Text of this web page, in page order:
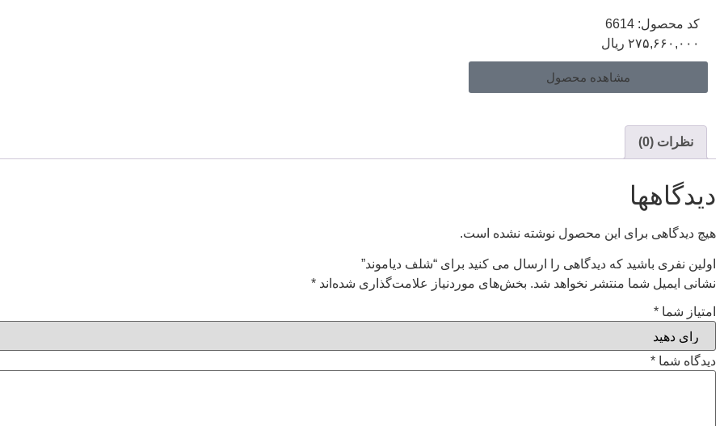
کد محصول: 6614
۲۷۵,۶۶۰,۰۰۰ ریال
مشاهده محصول
نظرات (0)
دیدگاهها
هیچ دیدگاهی برای این محصول نوشته نشده است.
اولین نفری باشید که دیدگاهی را ارسال می کنید برای “شلف دیاموند”
نشانی ایمیل شما منتشر نخواهد شد. بخش‌های موردنیاز علامت‌گذاری شده‌اند *
امتیاز شما *
دیدگاه شما *